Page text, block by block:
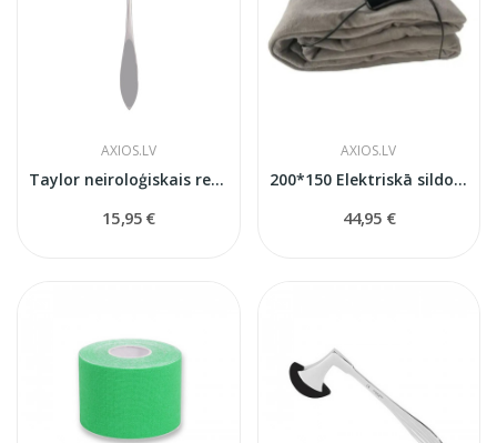
AXIOS.LV
Taylor neiroloģiskais refleksu āmuriņš ar...
15,95 €
AXIOS.LV
200*150 Elektriskā sildošā sega Homeline...
44,95 €